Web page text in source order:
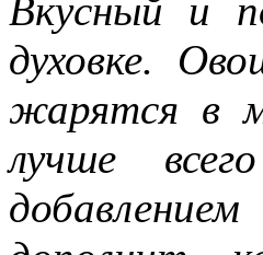
Вкусный и
духовке.
жарятся в
лучше